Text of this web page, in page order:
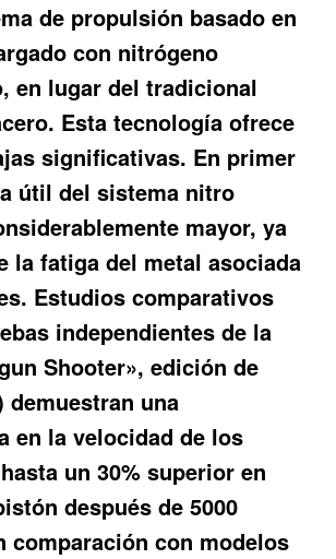
de propulsión basado en
con nitrógeno
en lugar del tradicional
Esta tecnología ofrece
significativas. En primer
útil del sistema nitro
mayor, ya
la fatiga del metal asociada
Estudios comparativos
independientes de la
Shooter», edición de
demuestran una
en la velocidad de los
un 30% superior en
después de 5000
comparación con modelos